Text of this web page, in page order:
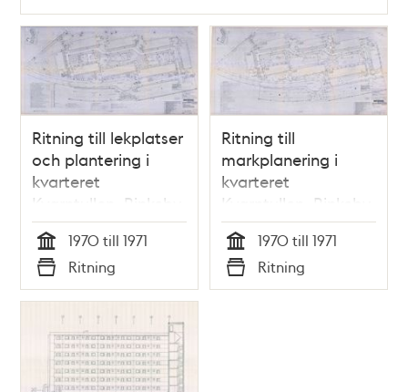
Ritning till lekplatser
och plantering i
kvarteret
Kvarntullen, Rinkeby
Tid
1970 till 1971
Typ
Ritning
Ritning till
markplanering i
kvarteret
Kvarntullen, Rinkeby
Tid
1970 till 1971
Typ
Ritning